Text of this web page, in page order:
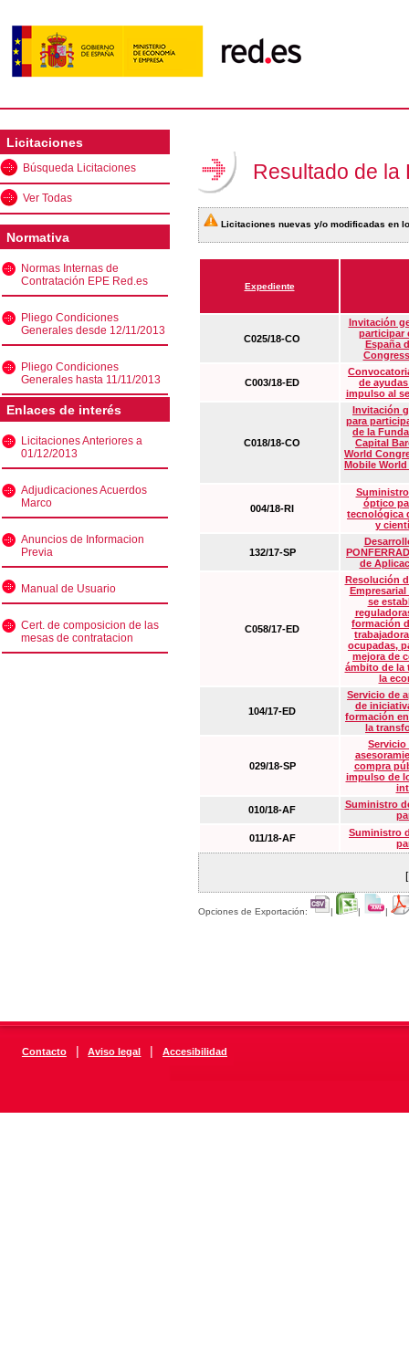
Licitaciones
Búsqueda Licitaciones
Ver Todas
Normativa
Normas Internas de
Contratación EPE Red.es
Pliego Condiciones
Generales desde 12/11/2013
Pliego Condiciones
Generales hasta 11/11/2013
Enlaces de interés
Licitaciones Anteriores a
01/12/2013
Adjudicaciones Acuerdos
Marco
Anuncios de Informacion
Previa
Manual de Usuario
Cert. de composicion de las
mesas de contratacion
Resultado de la
Licitaciones nuevas y/o modificadas en
Expediente
C025/18-CO
Invitación
participar
España
C003/18-ED
de
impulso al
C018/18-CO
Invitación
para
de la
Capital
World
Mobile
004/18-RI
óptico
tecnológica
y
132/17-SP
de
C058/17-ED
Resolución
Empresarial
se
formación
ocupadas,
mejora de
ámbito de la
la
104/17-ED
Servicio de
de
formación
la
029/18-SP
Servicio
compra
impulso de
010/18-AF
Suministro
011/18-AF
Suministro
Opciones de Exportación: | | |
Contacto | Aviso legal | Accesibilidad